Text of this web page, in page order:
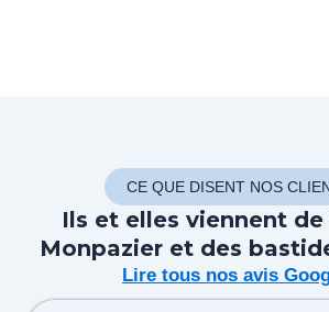
CE QUE DISENT NOS
Ils et elles viennent
Monpazier et des
Lire tous nos avis